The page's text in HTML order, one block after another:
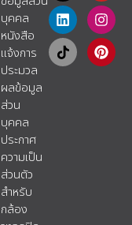
บุคคล
หนังสือ
แจ้งการ
ประมวล
ผลข้อมูล
ส่วน
บุคคล
ประกาศ
ความเป็น
ส่วนตัว
สำหรับ
กล้อง